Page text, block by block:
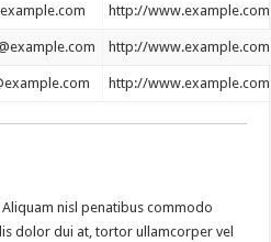
http://www.example.com
http://www.example.com
http://www.example.com
nisl penatibus commodo
dolor dui at, tortor ullamcorper vel